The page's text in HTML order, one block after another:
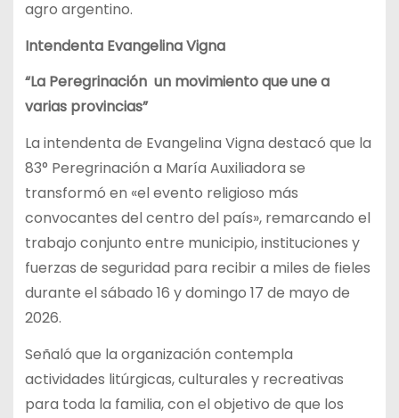
agro argentino.
Intendenta Evangelina Vigna
“La Peregrinación un movimiento que une a
varias provincias”
La intendenta de Evangelina Vigna destacó que la
83° Peregrinación a María Auxiliadora se
transformó en «el evento religioso más
convocantes del centro del país», remarcando el
trabajo conjunto entre municipio, instituciones y
fuerzas de seguridad para recibir a miles de fieles
durante el sábado 16 y domingo 17 de mayo de
2026.
Señaló que la organización contempla
actividades litúrgicas, culturales y recreativas
para toda la familia, con el objetivo de que los